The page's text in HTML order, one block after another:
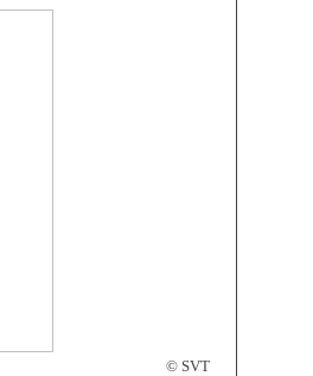
© SVT